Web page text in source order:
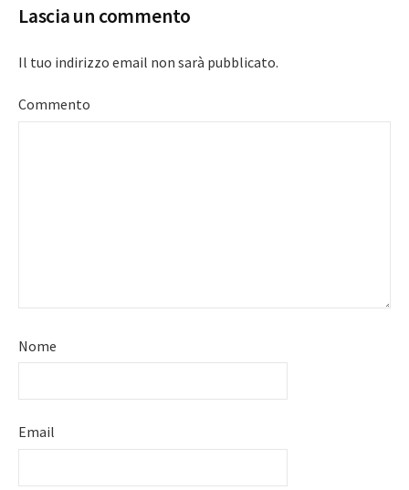
Lascia un commento
Il tuo indirizzo email non sarà pubblicato.
Commento
Nome
Email